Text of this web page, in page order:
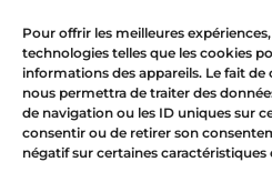
Pour offrir les meilleures
technologies telles que les cookies
informations des appareils. Le fait
nous permettra de traiter des
de navigation ou les ID uniques sur
consentir ou de retirer son
négatif sur certaines